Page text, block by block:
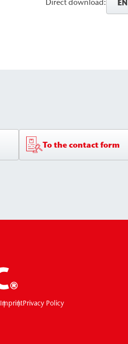
Direct download: EN
To the contact form
ImprintPrivacy Policy